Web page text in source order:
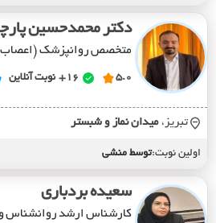
دکتر محمدحسین
متخصص روانپزشک (اعصاب
5.0
16+ نوبت آنلاین
تبریز، ميدان نماز و شبستر
اولین نوبت:توسط منشی
سعیده بردباری
کارشناس ارشد روانشناس و